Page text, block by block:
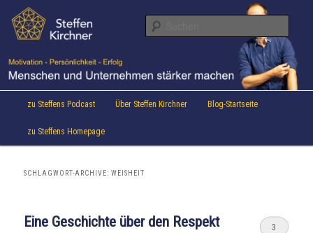
Inhalt
wechseln
sekundären
Inhalt
Steffen Kirchner Blog
Aktuelles von Speaker & Motivationstrainer Steffen Kirchner
Hauptmenü
zu Steffens Podcast Über Steffen Kirchner Blog-Startseite
zu Steffens Homepage
SCHLAGWORT-ARCHIVE:WEISHEIT
Eine Geschichte über den Respekt
3